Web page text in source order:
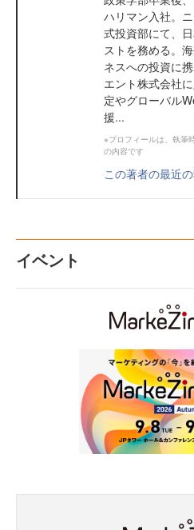
ハリマン入社。
式投資部にて、
ストを務める。
ネスへの投資に
エント株式会社
定やグローバル
援...
※プロフィールは、執筆
の内容です
この著者の最近
イベント